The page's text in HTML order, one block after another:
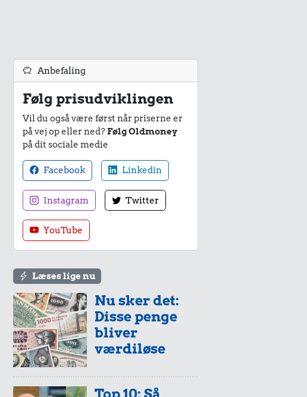
Anbefaling
Følg prisudviklingen
Vil du også være først når priserne er
på vej op eller ned?Følg Oldmoney
på dit sociale medie
Facebook Linkedin
Instagram Twitter
YouTube
Læses lige nu
Nu sker det:
Disse penge
bliver
værdiløse